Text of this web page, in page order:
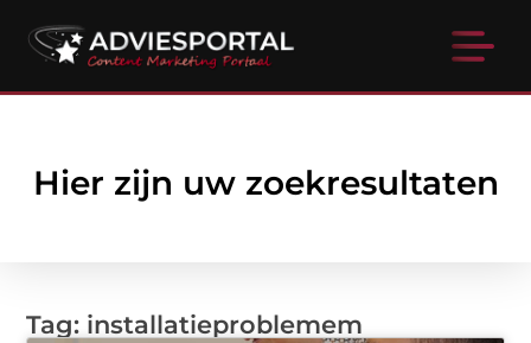
Hier zijn uw zoekresultaten
Tag: installatieproblemem